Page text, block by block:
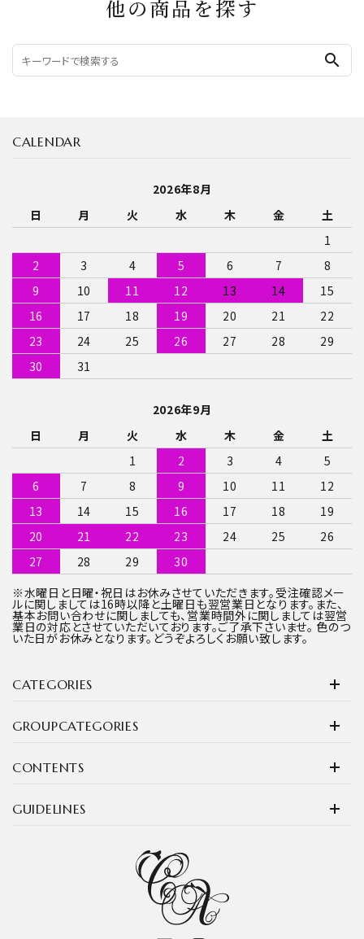
他の商品を探す
search
CATEGORIES
GROUPCATEGORIES
CONTENTS
CALENDAR
2026年8月
日
月 火 水 木 金
土
1
2
3 4 5 6 7
8
9
10 11 12 13 14
15
16
17 18 19 20 21
22
23
24 25 26 27 28
29
30
31
2026年9月
日
月 火 水 木 金
土
1
2 3 4
5
6
7 8 9 10 11
12
13
14 15 16 17 18
19
20
21 22 23 24 25
26
27
28 29
30
※水曜日と日曜・祝日はお休みさせていただきます。受注確認メー
ルに関しましては16時以降と土曜日も翌営業日となります。また、
基本お問い合わせに関しましても、営業時間外に関しましては翌営
業日の対応とさせていただいております。ご了承下さいませ。 色のつ
いた日がお休みとなります。どうぞよろしくお願い致します。
GUIDELINES